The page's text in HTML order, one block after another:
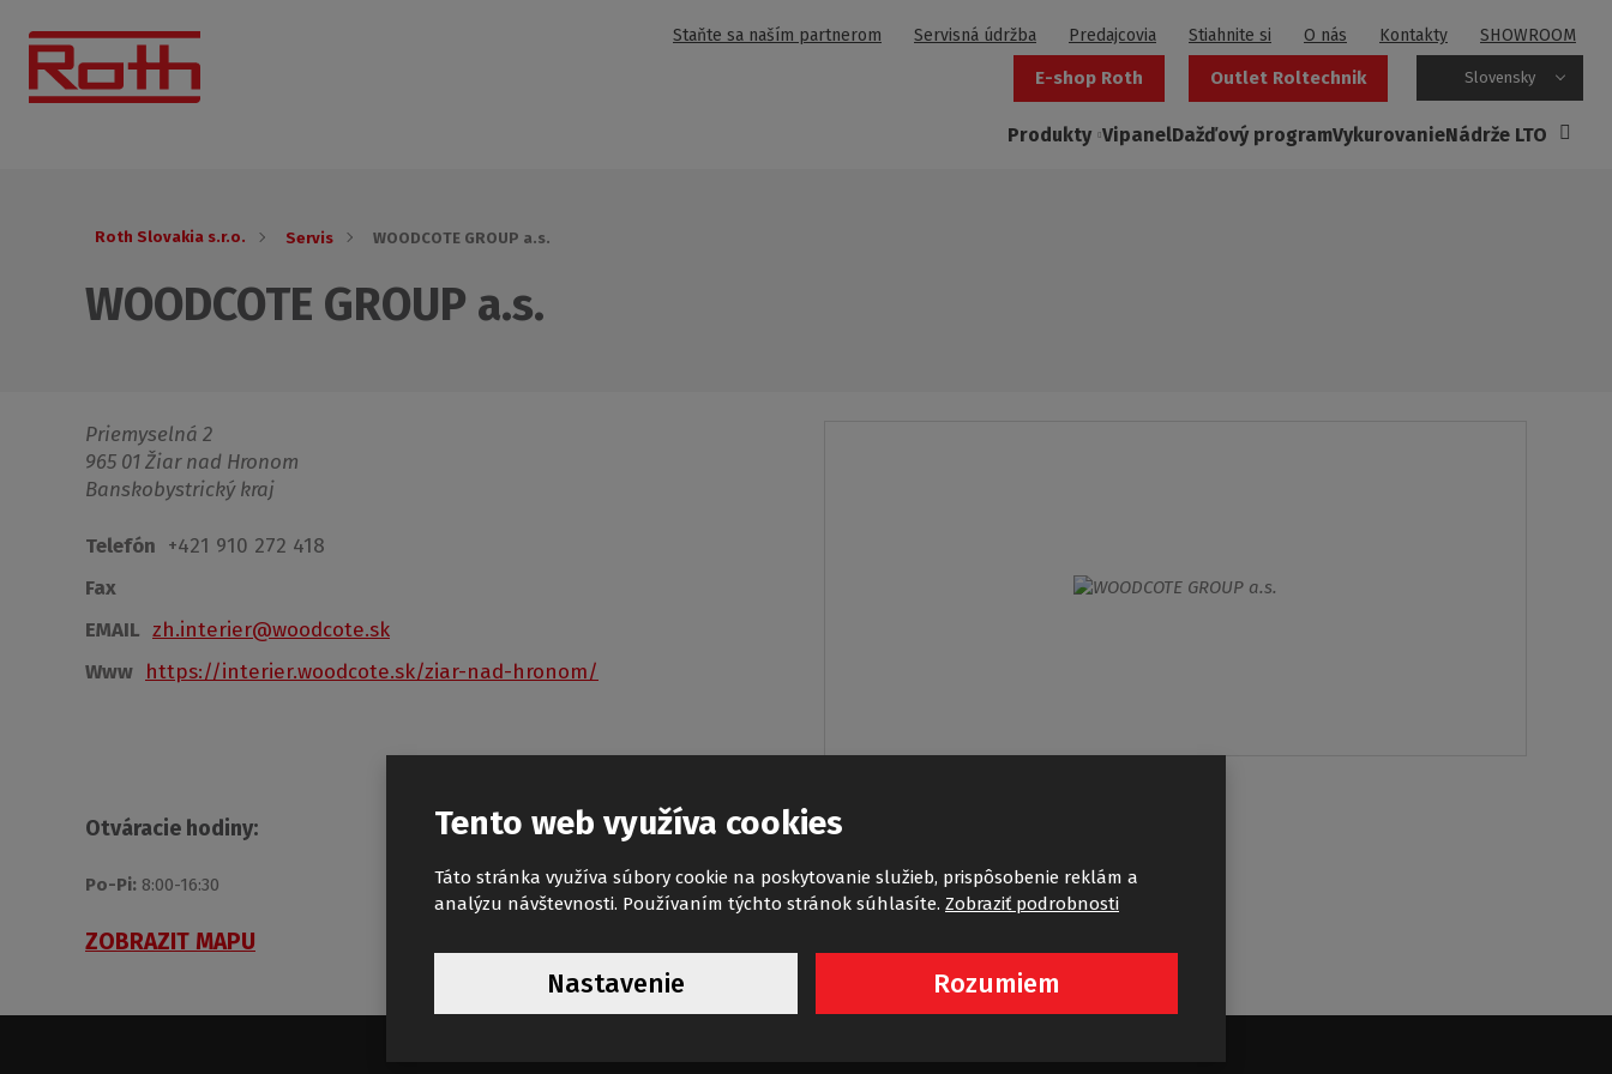
Staňte sa naším partnerom Servisná údržba Predajcovia Stiahnite si O nás Kontakty SHOWROOM
E-shop Roth Outlet Roltechnik Slovensky
Produkty VipanelDažďový programVykurovanieNádrže LTO
Roth Slovakia s.r.o. Servis WOODCOTE GROUP a.s.
WOODCOTE GROUP a.s.
Priemyselná 2
965 01 Žiar nad Hronom
Banskobystrický kraj
Telefón +421 910 272 418
Fax
EMAIL zh.interier@woodcote.sk
Www https://interier.woodcote.sk/ziar-nad-hronom/
Otváracie hodiny:
Po-Pi: 8:00-16:30
ZOBRAZIT MAPU
Tento web využíva cookies
Táto stránka využíva súbory cookie na poskytovanie služieb, prispôsobenie reklám a
analýzu návštevnosti. Používaním týchto stránok súhlasíte. Zobraziť podrobnosti
Nastavenie Rozumiem